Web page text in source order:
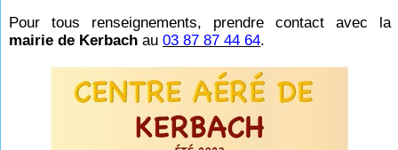
Pour tous renseignements, prendre contact avec la
mairie de Kerbach au03 87 87 44 64.